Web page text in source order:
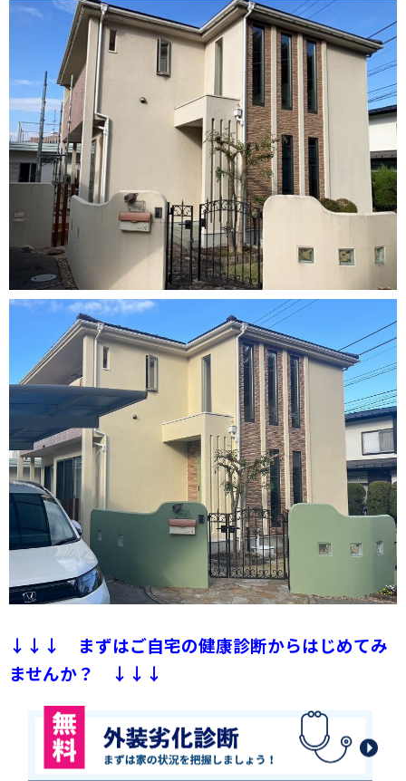
↓↓↓ まずはご自宅の健康診断からはじめてみ
ませんか？ ↓↓↓